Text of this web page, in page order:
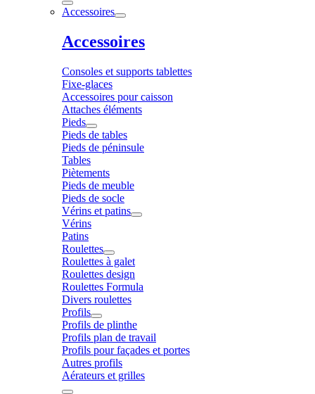
Accessoires
Accessoires
Consoles et supports tablettes
Fixe-glaces
Accessoires pour caisson
Attaches éléments
Pieds
Pieds de tables
Pieds de péninsule
Tables
Piètements
Pieds de meuble
Pieds de socle
Vérins et patins
Vérins
Patins
Roulettes
Roulettes à galet
Roulettes design
Roulettes Formula
Divers roulettes
Profils
Profils de plinthe
Profils plan de travail
Profils pour façades et portes
Autres profils
Aérateurs et grilles